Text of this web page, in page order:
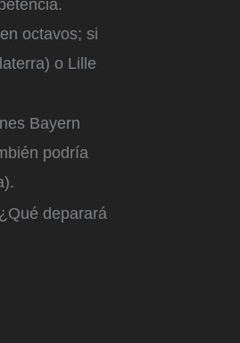
octavos; si
o Lille
Bayern
podría
deparará